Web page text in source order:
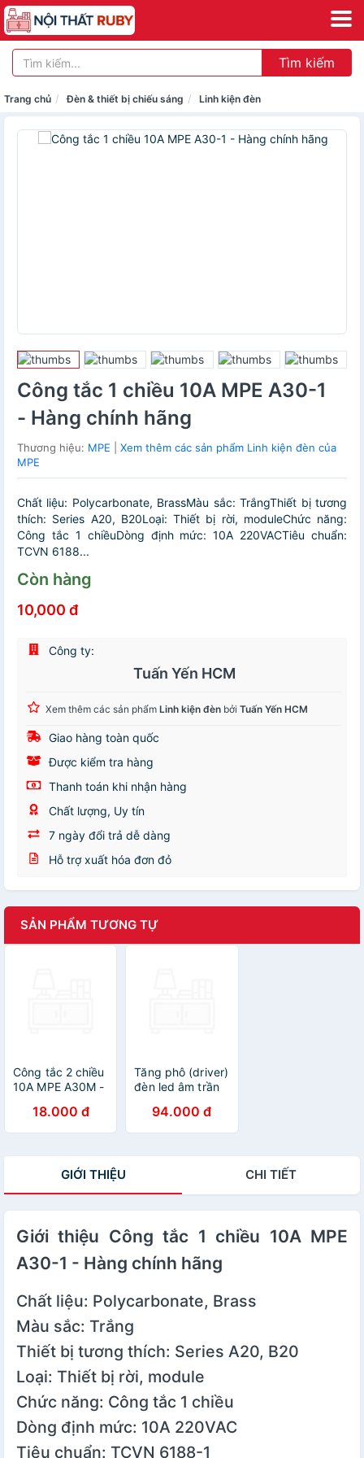
Tìm kiếm
Trang chủ Đèn & thiết bị chiếu sáng Linh kiện đèn
Công tắc 1 chiều 10A MPE A30-1
- Hàng chính hãng
Thương hiệu: MPE
Xem thêm các sản phẩm Linh kiện đèn của
MPE
Chất liệu: Polycarbonate, BrassMàu sắc: TrắngThiết bị tương
thích: Series A20, B20Loại: Thiết bị rời, moduleChức năng:
Công tắc 1 chiềuDòng định mức: 10A 220VACTiêu chuẩn:
TCVN 6188...
Còn hàng
10,000 đ
Công ty:
Tuấn Yến HCM
Xem thêm các sản phẩm Linh kiện đèn bởi Tuấn Yến HCM
Giao hàng toàn quốc
Được kiểm tra hàng
Thanh toán khi nhận hàng
Chất lượng, Uy tín
7 ngày đổi trả dễ dàng
Hỗ trợ xuất hóa đơn đỏ
SẢN PHẨM TƯƠNG TỰ
Công tắc 2 chiều
10A MPE A30M -
18.000 đ
Tăng phô (driver)
đèn led âm trần
12W / 18W / 24W
- Hàng chính
94.000 đ
GIỚI THIỆU CHI TIẾT
Giới thiệu Công tắc 1 chiều 10A MPE
A30-1 - Hàng chính hãng
Chất liệu: Polycarbonate, Brass
Màu sắc: Trắng
Thiết bị tương thích: Series A20, B20
Loại: Thiết bị rời, module
Chức năng: Công tắc 1 chiều
Dòng định mức: 10A 220VAC
Tiêu chuẩn: TCVN 6188-1